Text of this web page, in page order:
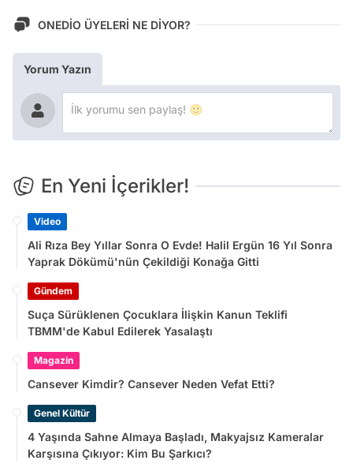
ONEDİO ÜYELERİ NE DİYOR?
Yorum Yazın
En Yeni İçerikler!
Video
Ali Rıza Bey Yıllar Sonra O Evde! Halil Ergün 16 Yıl Sonra
Yaprak Dökümü'nün Çekildiği Konağa Gitti
Gündem
Suça Sürüklenen Çocuklara İlişkin Kanun Teklifi
TBMM'de Kabul Edilerek Yasalaştı
Magazin
Cansever Kimdir? Cansever Neden Vefat Etti?
Genel Kültür
4 Yaşında Sahne Almaya Başladı, Makyajsız Kameralar
Karşısına Çıkıyor: Kim Bu Şarkıcı?